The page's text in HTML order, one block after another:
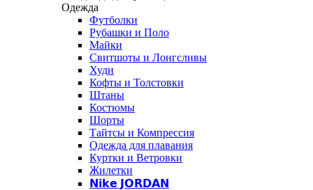
Одежда
Футболки
Рубашки и Поло
Майки
Свитшоты и Лонгсливы
Худи
Кофты и Толстовки
Штаны
Костюмы
Шорты
Тайтсы и Компрессия
Одежда для плавания
Куртки и Ветровки
Жилетки
𝗡𝗶𝗸𝗲 𝗝𝗢𝗥𝗗𝗔𝗡